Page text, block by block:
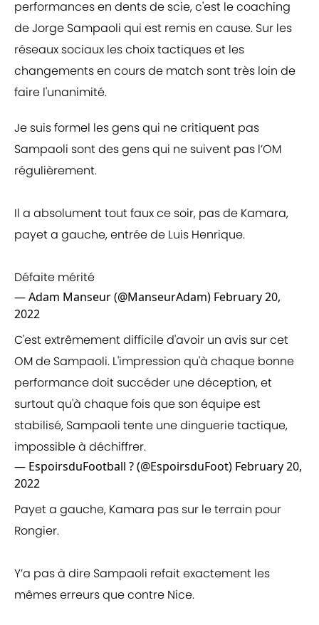
performances en dents de scie, c'est le coaching
de Jorge Sampaoli qui est remis en cause. Sur les
réseaux sociaux les choix tactiques et les
changements en cours de match sont très loin de
faire l'unanimité.
Je suis formel les gens qui ne critiquent pas
Sampaoli sont des gens qui ne suivent pas l’OM
régulièrement.
Il a absolument tout faux ce soir, pas de Kamara,
payet a gauche, entrée de Luis Henrique.
Défaite mérité
— Adam Manseur (@ManseurAdam) February 20,
2022
C'est extrêmement difficile d'avoir un avis sur cet
OM de Sampaoli. L'impression qu'à chaque bonne
performance doit succéder une déception, et
surtout qu'à chaque fois que son équipe est
stabilisé, Sampaoli tente une dinguerie tactique,
impossible à déchiffrer.
— EspoirsduFootball ? (@EspoirsduFoot) February 20,
2022
Payet a gauche, Kamara pas sur le terrain pour
Rongier.
Y’a pas à dire Sampaoli refait exactement les
mêmes erreurs que contre Nice.